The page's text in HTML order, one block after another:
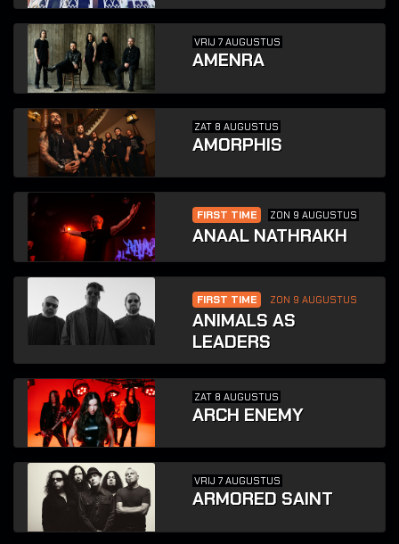
VRIJ 7 AUGUSTUS
AMENRA
ZAT 8 AUGUSTUS
AMORPHIS
FIRST TIME ZON 9 AUGUSTUS
ANAAL NATHRAKH
FIRST TIME ZON 9 AUGUSTUS
ANIMALS AS
LEADERS
ZAT 8 AUGUSTUS
ARCH ENEMY
VRIJ 7 AUGUSTUS
ARMORED SAINT